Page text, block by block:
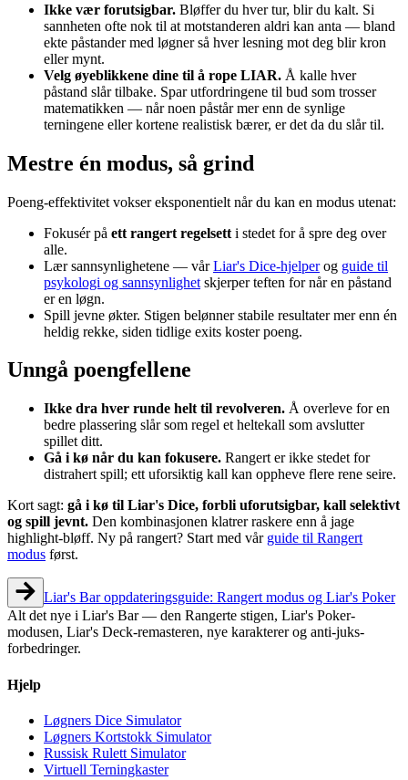
Ikke vær forutsigbar. Bløffer du hver tur, blir du kalt. Si
sannheten ofte nok til at motstanderen aldri kan anta — bland
ekte påstander med løgner så hver lesning mot deg blir kron
eller mynt.
Velg øyeblikkene dine til å rope LIAR. Å kalle hver
påstand slår tilbake. Spar utfordringene til bud som trosser
matematikken — når noen påstår mer enn de synlige
terningene eller kortene realistisk bærer, er det da du slår til.
Mestre én modus, så grind
Poeng-effektivitet vokser eksponentielt når du kan en modus utenat:
Fokusér på ett rangert regelsett i stedet for å spre deg over
alle.
Lær sannsynlighetene — vårLiar's Dice-hjelperog guide til
psykologi og sannsynlighet skjerper teften for når en påstand
er en løgn.
Spill jevne økter. Stigen belønner stabile resultater mer enn én
heldig rekke, siden tidlige exits koster poeng.
Unngå poengfellene
Ikke dra hver runde helt til revolveren. Å overleve for en
bedre plassering slår som regel et heltekall som avslutter
spillet ditt.
Gå i kø når du kan fokusere. Rangert er ikke stedet for
distrahert spill; ett uforsiktig kall kan oppheve flere rene seire.
Kort sagt: gå i kø til Liar's Dice, forbli uforutsigbar, kall selektivt
og spill jevnt. Den kombinasjonen klatrer raskere enn å jage
highlight-bløff. Ny på rangert? Start med vår guide til Rangert
modus først.
Liar's Bar oppdateringsguide: Rangert modus og Liar's Poker
Alt det nye i Liar's Bar — den Rangerte stigen, Liar's Poker-
modusen, Liar's Deck-remasteren, nye karakterer og anti-juks-
forbedringer.
Hjelp
Løgners Dice Simulator
Løgners Kortstokk Simulator
Russisk Rulett Simulator
Virtuell Terningkaster